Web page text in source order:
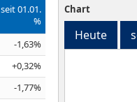
seit 01.01.
%
-1,63%
+0,32%
-1,77%
Chart
Heute